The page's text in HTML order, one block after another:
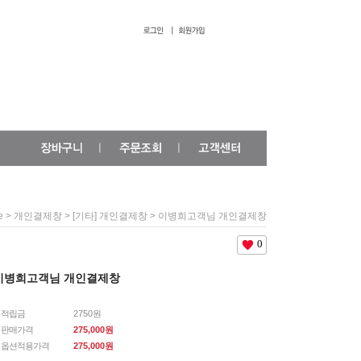
> 개인결제창 > [기타] 개인결제창 > 이병희고객님 개인결제창
0
병희고객님 개인결제창
적립금
2750원
판매가격
275,000원
옵션적용가격
275,000원